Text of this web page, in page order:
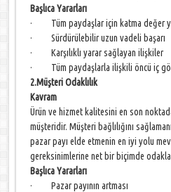
Başlıca Yararları
· Tüm paydaşlar için katma değer
· Sürdürülebilir uzun vadeli başarı
· Karşılıklı yarar sağlayan ilişkiler
· Tüm paydaşlarla ilişkili öncü iç
2.Müşteri Odaklılık
Kavram
Ürün ve hizmet kalitesini en son
müşteridir. Müşteri bağlılığını
pazar payı elde etmenin en iyi yolu
gereksinimlerine net bir biçimde
Başlıca Yararları
· Pazar payının artması